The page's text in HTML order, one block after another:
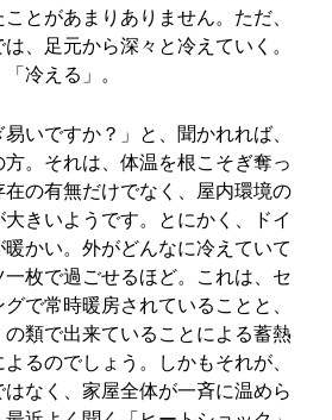
とがあまりありません。ただ、
、足元から深々と冷えていく。
冷える」。
易いですか？」と、聞かれれば、
。それは、体温を根こそぎ奪っ
の有無だけでなく、屋内環境の
きいようです。とにかく、ドイ
かい。外がどんなに冷えていて
一枚で過ごせるほど。これは、セ
で常時暖房されていることと、
類で出来ていることによる蓄熱
るのでしょう。しかもそれが、
はなく、家屋全体が一斉に温めら